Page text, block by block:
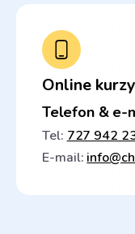
Online
Telefon & e-
Tel: 727 942
E-mail: